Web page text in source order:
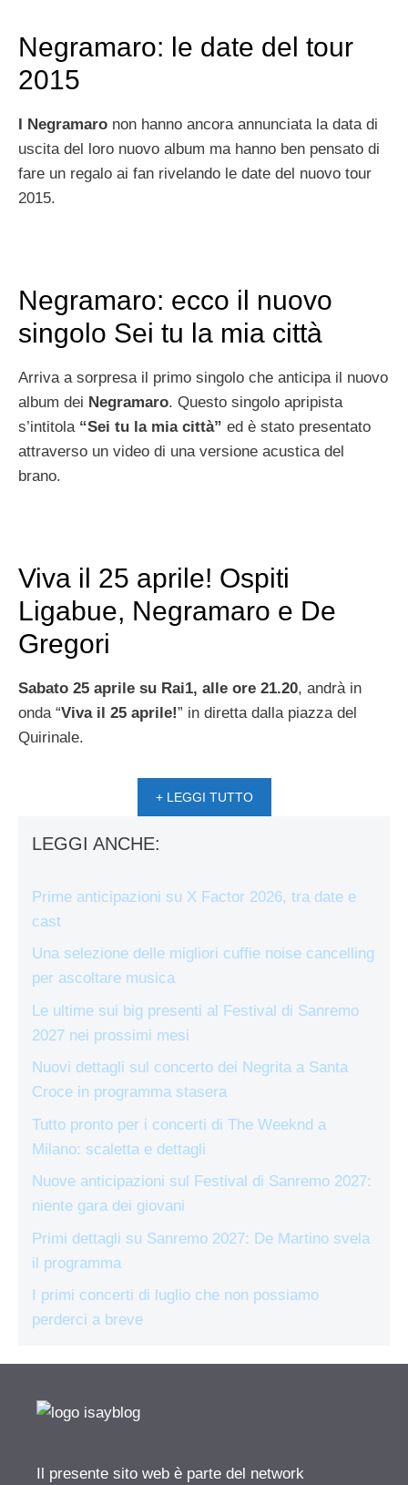
Negramaro: le date del tour
2015
I Negramaro non hanno ancora annunciata la data di
uscita del loro nuovo album ma hanno ben pensato di
fare un regalo ai fan rivelando le date del nuovo tour
2015.
Negramaro: ecco il nuovo
singolo Sei tu la mia città
Arriva a sorpresa il primo singolo che anticipa il nuovo
album dei Negramaro. Questo singolo apripista
s’intitola “Sei tu la mia città” ed è stato presentato
attraverso un video di una versione acustica del
brano.
Viva il 25 aprile! Ospiti
Ligabue, Negramaro e De
Gregori
Sabato 25 aprile su Rai1, alle ore 21.20, andrà in
onda “Viva il 25 aprile!” in diretta dalla piazza del
Quirinale.
+ LEGGI TUTTO
LEGGI ANCHE:
Prime anticipazioni su X Factor 2026, tra date e
cast
Una selezione delle migliori cuffie noise cancelling
per ascoltare musica
Le ultime sui big presenti al Festival di Sanremo
2027 nei prossimi mesi
Nuovi dettagli sul concerto dei Negrita a Santa
Croce in programma stasera
Tutto pronto per i concerti di The Weeknd a
Milano: scaletta e dettagli
Nuove anticipazioni sul Festival di Sanremo 2027:
niente gara dei giovani
Primi dettagli su Sanremo 2027: De Martino svela
il programma
I primi concerti di luglio che non possiamo
perderci a breve
Il presente sito web è parte del network